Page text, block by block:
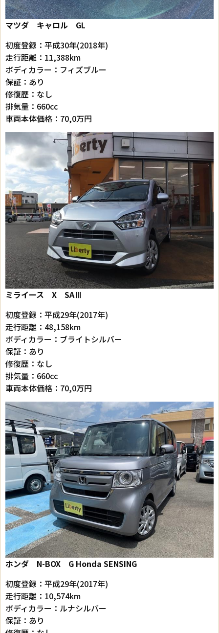
マツダ キャロル GL
初度登録：平成30年(2018年)
走行距離：11,388km
ボディカラー：フィズブルー
保証：あり
修復歴：なし
排気量：660cc
車両本体価格：70,0万円
ミライース X SAⅢ
初度登録：平成29年(2017年)
走行距離：48,158km
ボディカラー：ブライトシルバー
保証：あり
修復歴：なし
排気量：660cc
車両本体価格：70,0万円
ホンダ N-BOX G Honda SENSING
初度登録：平成29年(2017年)
走行距離：10,574km
ボディカラー：ルナシルバー
保証：あり